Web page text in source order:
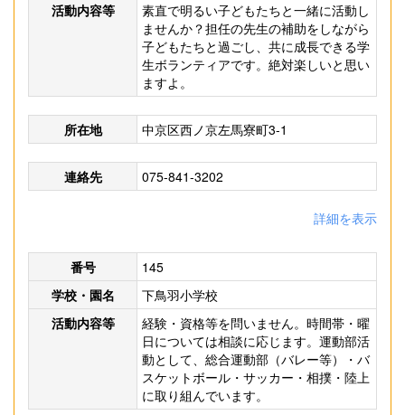
活動内容等
素直で明るい子どもたちと一緒に活動し
ませんか？担任の先生の補助をしながら
子どもたちと過ごし、共に成長できる学
生ボランティアです。絶対楽しいと思い
ますよ。
所在地 中京区西ノ京左馬寮町3-1
連絡先 075-841-3202
詳細を表示
番号
145
学校・園名
下鳥羽小学校
活動内容等
経験・資格等を問いません。時間帯・曜
日については相談に応じます。運動部活
動として、総合運動部（バレー等）・バ
スケットボール・サッカー・相撲・陸上
に取り組んでいます。